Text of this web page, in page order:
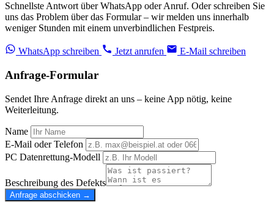
Schnellste Antwort über WhatsApp oder Anruf. Oder schreiben Sie
uns das Problem über das Formular – wir melden uns innerhalb
weniger Stunden mit einem unverbindlichen Festpreis.
WhatsApp schreiben Jetzt anrufen E-Mail schreiben
Anfrage-Formular
Sendet Ihre Anfrage direkt an uns – keine App nötig, keine
Weiterleitung.
Name
E-Mail oder Telefon
PC Datenrettung-Modell
Beschreibung des Defekts
Anfrage abschicken →